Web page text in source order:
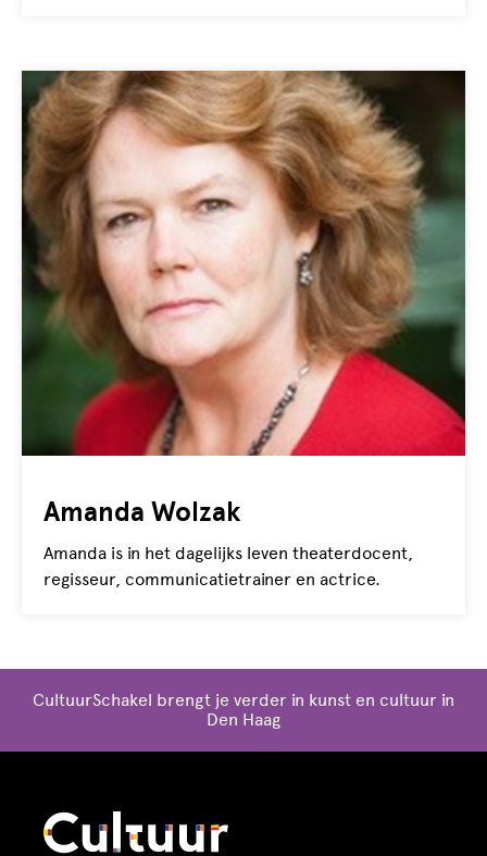
Amanda Wolzak
Amanda is in het dagelijks leven theaterdocent,
regisseur, communicatietrainer en actrice.
CultuurSchakel brengt je verder in kunst en cultuur in
Den Haag